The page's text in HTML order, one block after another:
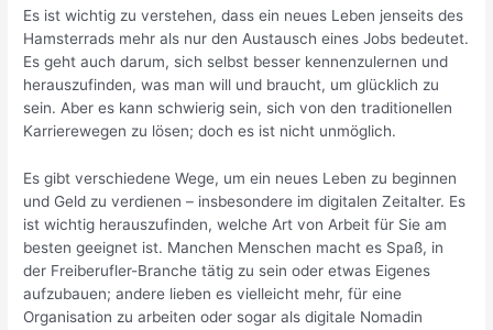
Es ist wichtig zu verstehen, dass ein neues Leben jenseits des
Hamsterrads mehr als nur den Austausch eines Jobs bedeutet.
Es geht auch darum, sich selbst besser kennenzulernen und
herauszufinden, was man will und braucht, um glücklich zu
sein. Aber es kann schwierig sein, sich von den traditionellen
Karrierewegen zu lösen; doch es ist nicht unmöglich.
Es gibt verschiedene Wege, um ein neues Leben zu beginnen
und Geld zu verdienen – insbesondere im digitalen Zeitalter. Es
ist wichtig herauszufinden, welche Art von Arbeit für Sie am
besten geeignet ist. Manchen Menschen macht es Spaß, in
der Freiberufler-Branche tätig zu sein oder etwas Eigenes
aufzubauen; andere lieben es vielleicht mehr, für eine
Organisation zu arbeiten oder sogar als digitale Nomadin